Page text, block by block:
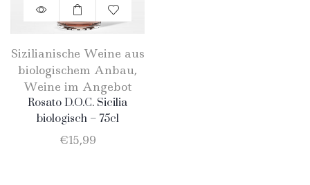
Sizilianische Weine aus
biologischem Anbau,
Weine im Angebot
Rosato D.O.C. Sicilia
biologisch – 75cl
€15,99